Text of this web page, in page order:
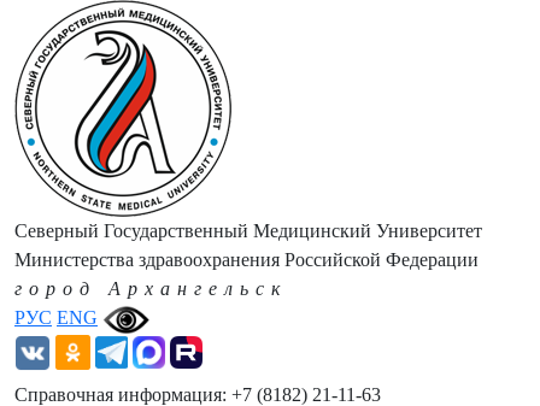
РУС ENG
Северный Государственный Медицинский Университет
Министерства здравоохранения Российской Федерации
город Архангельск
Справочная информация: +7 (8182) 21-11-63